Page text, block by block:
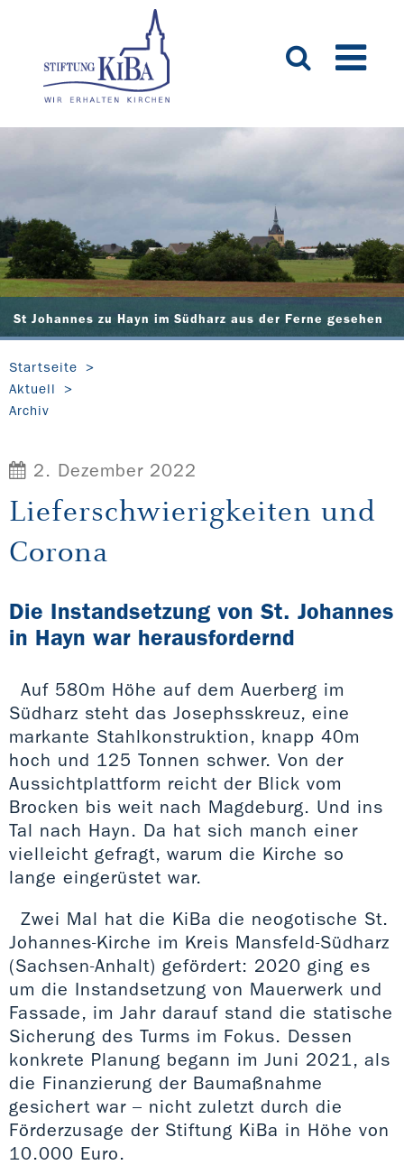
St Johannes zu Hayn im Südharz aus der Ferne gesehen
Startseite
Aktuell
Archiv
2. Dezember 2022
Lieferschwierigkeiten und
Corona
Die Instandsetzung von St. Johannes
in Hayn war herausfordernd
Auf 580m Höhe auf dem Auerberg im
Südharz steht das Josephsskreuz, eine
markante Stahlkonstruktion, knapp 40m
hoch und 125 Tonnen schwer. Von der
Aussichtplattform reicht der Blick vom
Brocken bis weit nach Magdeburg. Und ins
Tal nach Hayn. Da hat sich manch einer
vielleicht gefragt, warum die Kirche so
lange eingerüstet war.
Zwei Mal hat die KiBa die neogotische St.
Johannes-Kirche im Kreis Mansfeld-Südharz
(Sachsen-Anhalt) gefördert: 2020 ging es
um die Instandsetzung von Mauerwerk und
Fassade, im Jahr darauf stand die statische
Sicherung des Turms im Fokus. Dessen
konkrete Planung begann im Juni 2021, als
die Finanzierung der Baumaßnahme
gesichert war – nicht zuletzt durch die
Förderzusage der Stiftung KiBa in Höhe von
10.000 Euro.